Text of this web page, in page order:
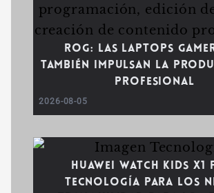
ROG: las laptops
también impulsan la
profesional
2026-08-05
Huawei WATCH Kids X1
tecnología para los